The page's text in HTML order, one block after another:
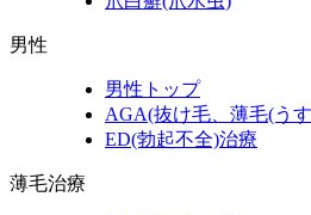
男性
男性トップ
AGA(抜け毛、薄毛(う
ED(勃起不全)治療
薄毛治療